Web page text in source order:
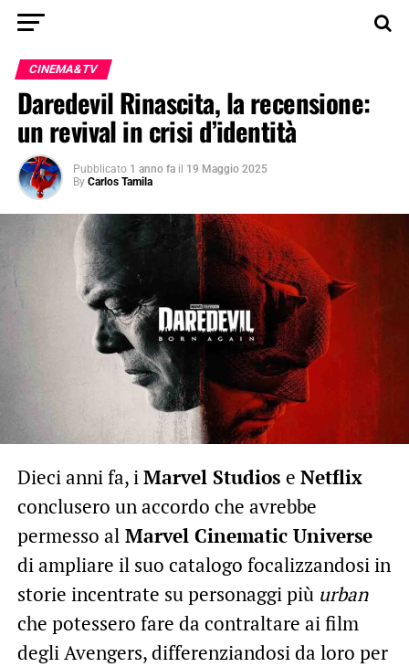
CINEMA&TV
Daredevil Rinascita, la recensione:
un revival in crisi d’identità
Pubblicato 1 anno fa il 19 Maggio 2025
By Carlos Tamila
Dieci anni fa, iMarvel Studios e Netflix
conclusero un accordo che avrebbe
permesso alMarvel Cinematic Universe
di ampliare il suo catalogo focalizzandosi in
storie incentrate su personaggi più urban
che potessero fare da contraltare ai film
degli Avengers, differenziandosi da loro per